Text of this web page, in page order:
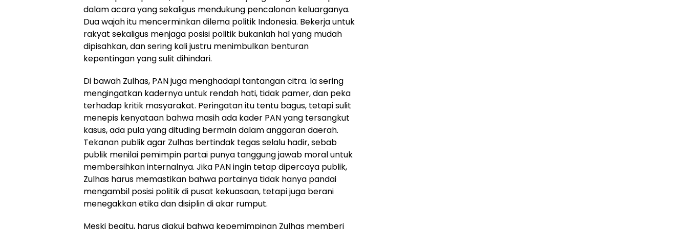
dalam acara yang sekaligus mendukung pencalonan keluarganya.
Dua wajah itu mencerminkan dilema politik Indonesia. Bekerja untuk
rakyat sekaligus menjaga posisi politik bukanlah hal yang mudah
dipisahkan, dan sering kali justru menimbulkan benturan
kepentingan yang sulit dihindari.
Di bawah Zulhas, PAN juga menghadapi tantangan citra. Ia sering
mengingatkan kadernya untuk rendah hati, tidak pamer, dan peka
terhadap kritik masyarakat. Peringatan itu tentu bagus, tetapi sulit
menepis kenyataan bahwa masih ada kader PAN yang tersangkut
kasus, ada pula yang dituding bermain dalam anggaran daerah.
Tekanan publik agar Zulhas bertindak tegas selalu hadir, sebab
publik menilai pemimpin partai punya tanggung jawab moral untuk
membersihkan internalnya. Jika PAN ingin tetap dipercaya publik,
Zulhas harus memastikan bahwa partainya tidak hanya pandai
mengambil posisi politik di pusat kekuasaan, tetapi juga berani
menegakkan etika dan disiplin di akar rumput.
Meski begitu, harus diakui bahwa kepemimpinan Zulhas memberi